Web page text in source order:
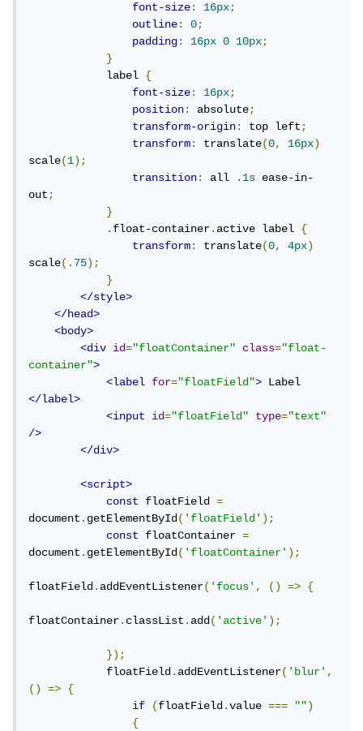
font-size: 16px;
outline: 0;
padding: 16px 0 10px;
}
            label
{
font-size: 16px;
position: absolute;
transform-origin: top left;
transform: translate(0, 16px)
scale(1);
transition: all .1s ease-in-
out;
}
.float-container.active label {
transform: translate(0, 4px)
scale(.75);
}
</style>
</head>
<body>
<div
id="floatContainer" class="float-
container">
<label
for="floatField">
</label>
<input
id="floatField" type="text"
/>
</div>
<script>
const
floatField =
document.getElementById('floatField');
const
floatContainer =
document.getElementById('floatContainer');
floatField.addEventListener('focus', () => {
floatContainer.classList.add('active');
});
            floatField
.addEventListener('blur',
()
=>
{
if
(floatField.value === "")
{